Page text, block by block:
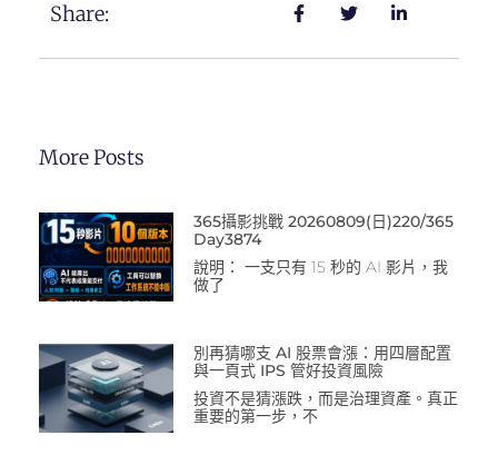
Share:
More Posts
365攝影挑戰 20260809(日)220/365
Day3874
說明： 一支只有 15 秒的 AI 影片，我
做了
別再猜哪支 AI 股票會漲：用四層配置
與一頁式 IPS 管好投資風險
投資不是猜漲跌，而是治理資產。真正
重要的第一步，不